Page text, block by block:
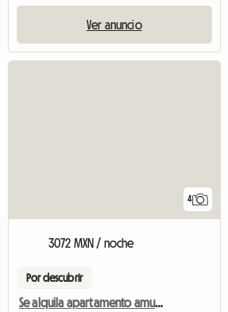
Ver anuncio
4
3072 MXN / noche
Por descubrir
Se alquila apartamento amueblado de 3 habitaciones